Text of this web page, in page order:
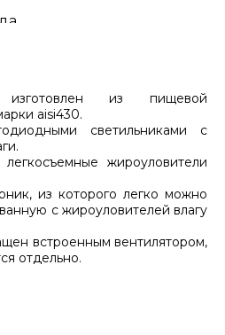
да
из пищевой
aisi430.
светильниками с
жироуловители
из которого легко можно
с жироуловителей влагу
встроенным вентилятором,
отдельно.